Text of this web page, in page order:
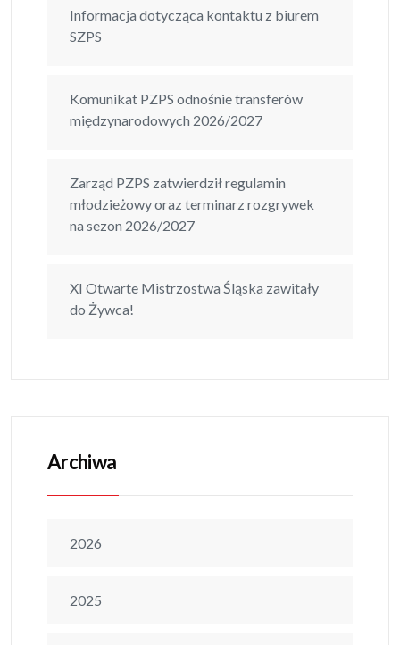
Informacja dotycząca kontaktu z biurem
SZPS
Komunikat PZPS odnośnie transferów
międzynarodowych 2026/2027
Zarząd PZPS zatwierdził regulamin
młodzieżowy oraz terminarz rozgrywek
na sezon 2026/2027
XI Otwarte Mistrzostwa Śląska zawitały
do Żywca!
Archiwa
2026
2025